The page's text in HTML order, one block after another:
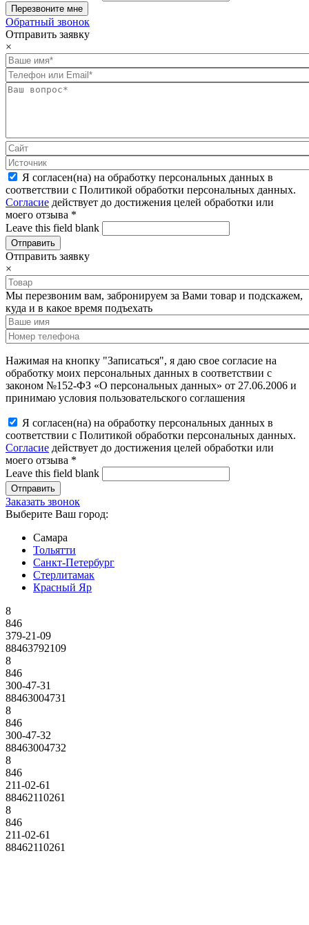
Обратный звонок
Отправить заявку
×
Я согласен(на) на обработку персональных данных в
соответствии с Политикой обработки персональных данных.
Согласие действует до достижения целей обработки или
моего отзыва *
Leave this field blank
Отправить заявку
×
Мы перезвоним вам, забронируем за Вами товар и подскажем,
куда и в какое время подъехать
Нажимая на кнопку "Записаться", я даю свое согласие на
обработку моих персональных данных в соответствии с
законом №152-ФЗ «О персональных данных» от 27.06.2006 и
принимаю условия пользовательского соглашения
Я согласен(на) на обработку персональных данных в
соответствии с Политикой обработки персональных данных.
Согласие действует до достижения целей обработки или
моего отзыва *
Leave this field blank
Заказать звонок
Выберите Ваш город:
Самара
Тольятти
Санкт-Петербург
Стерлитамак
Красный Яр
8
846
379-21-09
88463792109
8
846
300-47-31
88463004731
8
846
300-47-32
88463004732
8
846
211-02-61
88462110261
8
846
211-02-61
88462110261